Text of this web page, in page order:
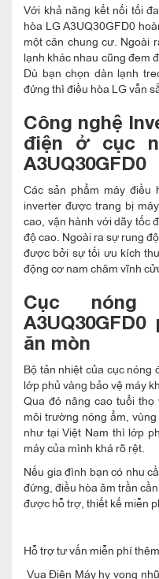
Với khả năng kết nối tối
hòa LG A3UQ30GFD0
một căn chung cư. Ngoài
lạnh khác nhau cũng đem
Dù bạn chọn dàn lạnh
đứng thì điều hòa LG vẫn
Công nghệ
điện ở cục
A3UQ30GFD0
Các sản phẩm máy điều
inverter được trang bị
cao, vận hành với dãy tốc
độ cao. Ngoài ra sự rung
được bởi sự tối ưu kích
động cơ nam châm vĩnh
Cục
A3UQ30GFD0
ăn mòn
Bộ tản nhiệt của cục nóng
lớp phủ vàng bảo vệ máy
Qua đó nâng cao tuổi
môi trường nóng ẩm,
như tại Việt Nam thì lớp
máy của mình khá rõ rệt.
Nếu gia đình bạn có nhu
đứng, điều hòa âm trần
được hỗ trợ, thiết kế miễn
Hỗ trợ tư vấn miễn phí
Vua Điện Máy hy vọng